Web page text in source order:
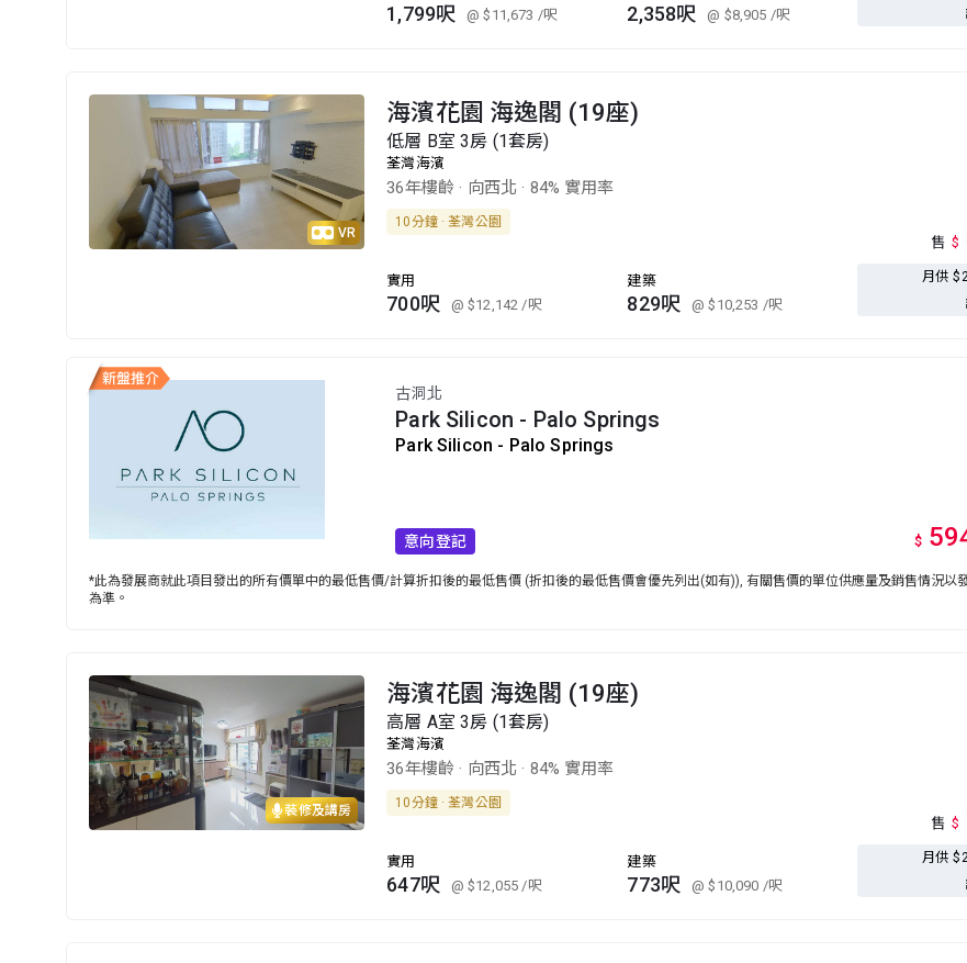
1,799呎 @ $11,673 /呎 2,358呎 @ $8,905 /呎
VR
海濱花園 海逸閣 (19座)
低層 B室 3房 (1套房)
荃灣海濱
36年樓齡 · 向西北 · 84% 實用率
10分鐘 · 荃灣公園
實用
700呎 @ $12,142 /呎
建築
829呎 @ $10,253 /呎
售 $
月供
古洞北
Park Silicon - Palo Springs
Park Silicon - Palo Springs
意向登記 $
*此為發展商就此項目發出的所有價單中的最低售價/計算折扣後的最低售價 (折扣後的最低售價會優先列出(如有)), 有關售價的單位供應量及銷售情況以
為準。
裝修及講房
海濱花園 海逸閣 (19座)
高層 A室 3房 (1套房)
荃灣海濱
36年樓齡 · 向西北 · 84% 實用率
10分鐘 · 荃灣公園
實用
647呎 @ $12,055 /呎
建築
773呎 @ $10,090 /呎
售 $
月供